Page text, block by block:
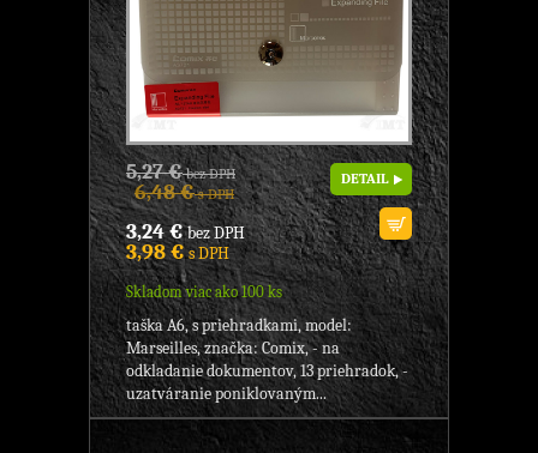
5,27 €bez DPH
6,48 €s DPH
3,24 €bez DPH
3,98 €s DPH
Skladom viac ako 100 ks
DETAIL
taška A6, s priehradkami, model:
Marseilles, značka: Comix, - na
odkladanie dokumentov, 13 priehradok, -
uzatváranie poniklovaným...